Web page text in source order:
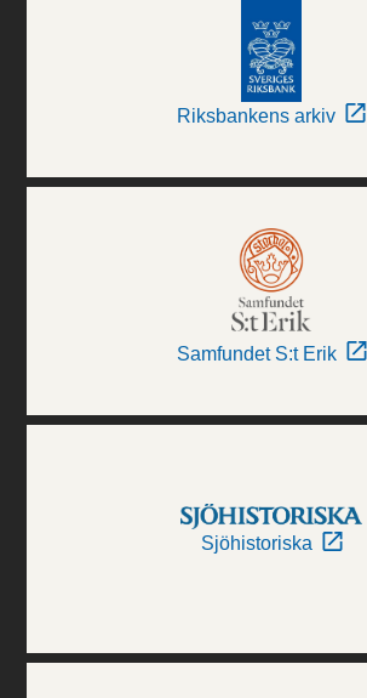
Riksbankens arkiv
Samfundet S:t Erik
Sjöhistoriska